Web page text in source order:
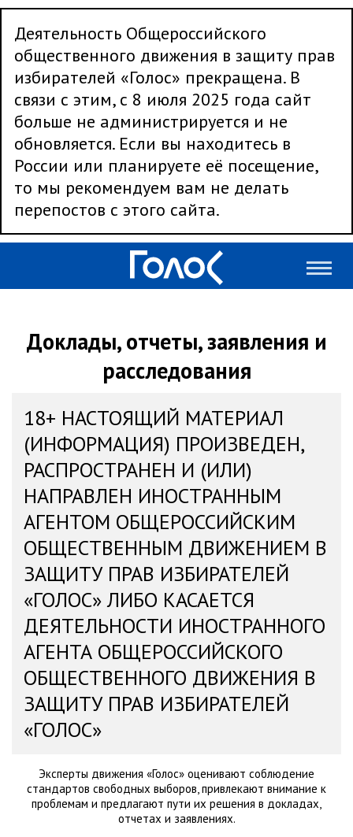
Деятельность Общероссийского
общественного движения в защиту прав
избирателей «Голос» прекращена. В
связи с этим, с 8 июля 2025 года сайт
больше не администрируется и не
обновляется. Если вы находитесь в
России или планируете её посещение,
то мы рекомендуем вам не делать
перепостов с этого сайта.
Доклады, отчеты, заявления и
расследования
18+ НАСТОЯЩИЙ МАТЕРИАЛ
(ИНФОРМАЦИЯ) ПРОИЗВЕДЕН,
РАСПРОСТРАНЕН И (ИЛИ)
НАПРАВЛЕН ИНОСТРАННЫМ
АГЕНТОМ ОБЩЕРОССИЙСКИМ
ОБЩЕСТВЕННЫМ ДВИЖЕНИЕМ В
ЗАЩИТУ ПРАВ ИЗБИРАТЕЛЕЙ
«ГОЛОС» ЛИБО КАСАЕТСЯ
ДЕЯТЕЛЬНОСТИ ИНОСТРАННОГО
АГЕНТА ОБЩЕРОССИЙСКОГО
ОБЩЕСТВЕННОГО ДВИЖЕНИЯ В
ЗАЩИТУ ПРАВ ИЗБИРАТЕЛЕЙ
«ГОЛОС»
Эксперты движения «Голос» оценивают соблюдение
стандартов свободных выборов, привлекают внимание к
проблемам и предлагают пути их решения в докладах,
отчетах и заявлениях.